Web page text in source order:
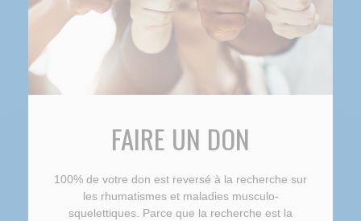
FAIRE UN DON
100% de votre don est reversé à la recherche sur
les rhumatismes et maladies musculo-
squelettiques. Parce que la recherche est la